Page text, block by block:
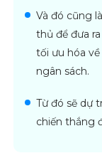
Và đó cũng
thủ để đưa
tối ưu hóa
ngân sách.
Từ đó sẽ dự
chiến thắng